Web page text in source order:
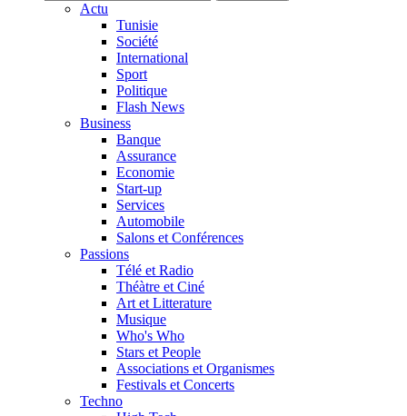
Actu
Tunisie
Société
International
Sport
Politique
Flash News
Business
Banque
Assurance
Economie
Start-up
Services
Automobile
Salons et Conférences
Passions
Télé et Radio
Théàtre et Ciné
Art et Litterature
Musique
Who's Who
Stars et People
Associations et Organismes
Festivals et Concerts
Techno